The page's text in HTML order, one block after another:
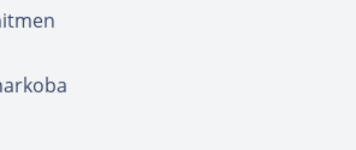
Gelar
Blok